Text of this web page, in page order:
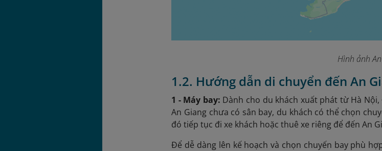
Hình ảnh
1.2. Hướng dẫn di chuyển đến An
1 - Máy bay: Dành cho du khách xuất phát từ Hà
An Giang chưa có sân bay, du khách có thể chọn
đó tiếp tục đi xe khách hoặc thuê xe riêng để đến An
Để dễ dàng lên kế hoạch và chọn chuyến bay phù